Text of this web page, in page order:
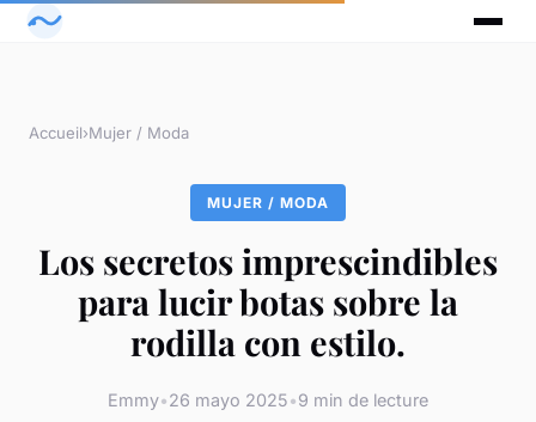
Accueil›Mujer / Moda
MUJER / MODA
Los secretos imprescindibles
para lucir botas sobre la
rodilla con estilo.
Emmy•26 mayo 2025•9 min de lecture